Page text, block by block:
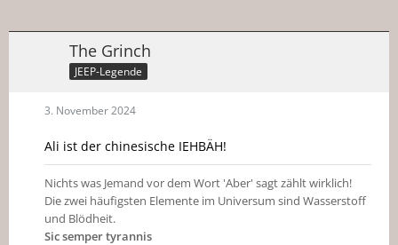
The Grinch
JEEP-Legende
3. November 2024
Ali ist der chinesische IEHBÄH!
Nichts was Jemand vor dem Wort 'Aber' sagt zählt wirklich!
Die zwei häufigsten Elemente im Universum sind Wasserstoff
und Blödheit.
Sic semper tyrannis